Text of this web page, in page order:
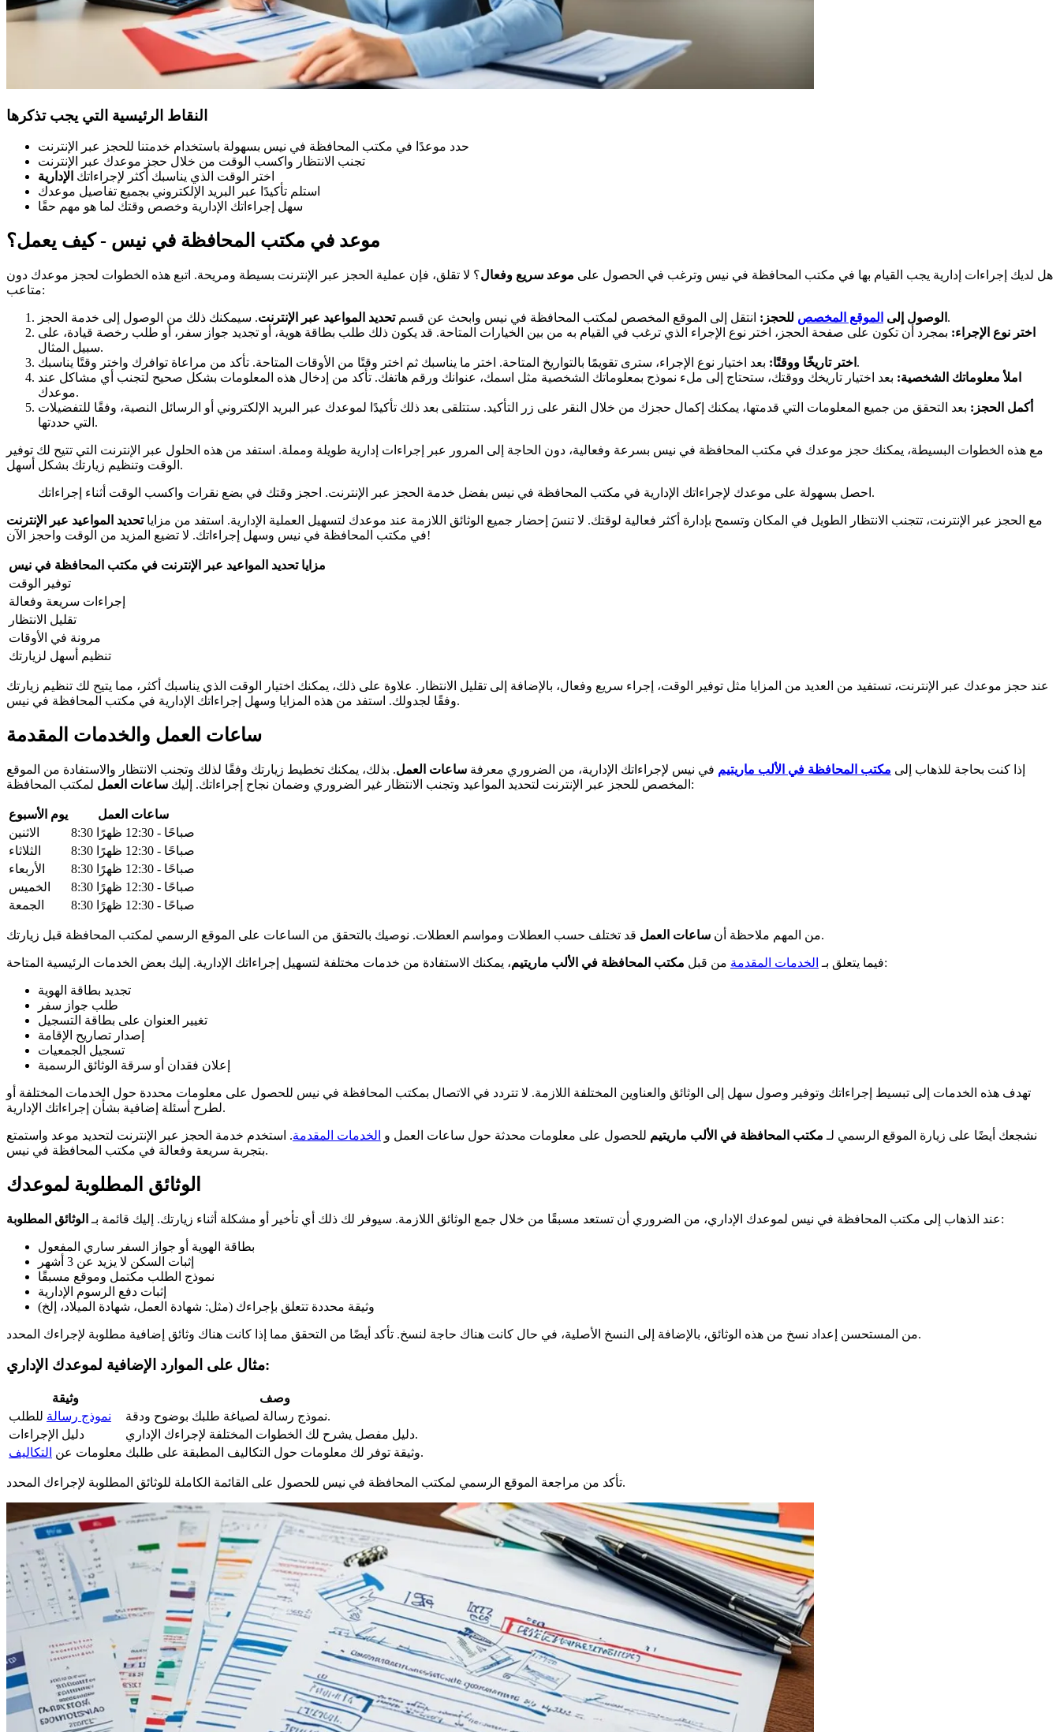
النقاط الرئيسية التي يجب تذكرها
حدد موعدًا في مكتب المحافظة في نيس بسهولة باستخدام خدمتنا للحجز عبر الإنترنت
تجنب الانتظار واكسب الوقت من خلال حجز موعدك عبر الإنترنت
اختر الوقت الذي يناسبك أكثر لإجراءاتك الإدارية
استلم تأكيدًا عبر البريد الإلكتروني بجميع تفاصيل موعدك
سهل إجراءاتك الإدارية وخصص وقتك لما هو مهم حقًا
موعد في مكتب المحافظة في نيس - كيف يعمل؟
هل لديك إجراءات إدارية يجب القيام بها في مكتب المحافظة في نيس وترغب في الحصول على موعد سريع وفعال؟ لا تقلق، فإن عملية الحجز عبر الإنترنت بسيطة ومريحة. اتبع هذه الخطوات لحجز موعدك دون
متاعب:
الوصول إلى الموقع المخصص للحجز: انتقل إلى الموقع المخصص لمكتب المحافظة في نيس وابحث عن قسمتحديد المواعيد عبر الإنترنت
. سيمكنك ذلك من الوصول إلى خدمة الحجز.
اختر نوع الإجراء: بمجرد أن تكون على صفحة الحجز، اختر نوع الإجراء الذي ترغب في القيام به من بين الخيارات المتاحة. قد يكون ذلك طلب بطاقة هوية، أو تجديد جواز سفر، أو طلب رخصة قيادة، على
سبيل المثال.
اختر تاريخًا ووقتًا: بعد اختيار نوع الإجراء، سترى تقويمًا بالتواريخ المتاحة. اختر ما يناسبك ثم اختر وقتًا من الأوقات المتاحة. تأكد من مراعاة توافرك واختر وقتًا يناسبك.
املأ معلوماتك الشخصية: بعد اختيار تاريخك ووقتك، ستحتاج إلى ملء نموذج بمعلوماتك الشخصية مثل اسمك، عنوانك ورقم هاتفك. تأكد من إدخال هذه المعلومات بشكل صحيح لتجنب أي مشاكل عند
موعدك.
أكمل الحجز: بعد التحقق من جميع المعلومات التي قدمتها، يمكنك إكمال حجزك من خلال النقر على زر التأكيد. ستتلقى بعد ذلك تأكيدًا لموعدك عبر البريد الإلكتروني أو الرسائل النصية، وفقًا للتفضيلات
التي حددتها.
مع هذه الخطوات البسيطة، يمكنك حجز موعدك في مكتب المحافظة في نيس بسرعة وفعالية، دون الحاجة إلى المرور عبر إجراءات إدارية طويلة ومملة. استفد من هذه الحلول عبر الإنترنت التي تتيح لك توفير
الوقت وتنظيم زيارتك بشكل أسهل.
احصل بسهولة على موعدك لإجراءاتك الإدارية في مكتب المحافظة في نيس بفضل خدمة الحجز عبر الإنترنت. احجز وقتك في بضع نقرات واكسب الوقت أثناء إجراءاتك.
مع الحجز عبر الإنترنت، تتجنب الانتظار الطويل في المكان وتسمح بإدارة أكثر فعالية لوقتك. لا تنسَ إحضار جميع الوثائق اللازمة عند موعدك لتسهيل العملية الإدارية. استفد من مزاياتحديد المواعيد عبر الإنترنت
في مكتب المحافظة في نيس وسهل إجراءاتك. لا تضيع المزيد من الوقت واحجز الآن!
مزايا تحديد المواعيد عبر الإنترنت في مكتب المحافظة في نيس
توفير الوقت
إجراءات سريعة وفعالة
تقليل الانتظار
مرونة في الأوقات
تنظيم أسهل لزيارتك
عند حجز موعدك عبر الإنترنت، تستفيد من العديد من المزايا مثل توفير الوقت، إجراء سريع وفعال، بالإضافة إلى تقليل الانتظار. علاوة على ذلك، يمكنك اختيار الوقت الذي يناسبك أكثر، مما يتيح لك تنظيم زيارتك
وفقًا لجدولك. استفد من هذه المزايا وسهل إجراءاتك الإدارية في مكتب المحافظة في نيس.
ساعات العمل والخدمات المقدمة
إذا كنت بحاجة للذهاب إلى مكتب المحافظة في الألب ماريتيم في نيس لإجراءاتك الإدارية، من الضروري معرفة ساعات العمل. بذلك، يمكنك تخطيط زيارتك وفقًا لذلك وتجنب الانتظار والاستفادة من الموقع
المخصص للحجز عبر الإنترنت لتحديد المواعيد وتجنب الانتظار غير الضروري وضمان نجاح إجراءاتك. إليك ساعات العمل لمكتب المحافظة:
يوم الأسبوع
ساعات العمل
الاثنين
8:30 صباحًا - 12:30 ظهرًا
الثلاثاء
8:30 صباحًا - 12:30 ظهرًا
الأربعاء
8:30 صباحًا - 12:30 ظهرًا
الخميس
8:30 صباحًا - 12:30 ظهرًا
الجمعة
8:30 صباحًا - 12:30 ظهرًا
من المهم ملاحظة أن ساعات العمل قد تختلف حسب العطلات ومواسم العطلات. نوصيك بالتحقق من الساعات على الموقع الرسمي لمكتب المحافظة قبل زيارتك.
فيما يتعلق بـ الخدمات المقدمة من قبل مكتب المحافظة في الألب ماريتيم ، يمكنك الاستفادة من خدمات مختلفة لتسهيل إجراءاتك الإدارية. إليك بعض الخدمات الرئيسية المتاحة:
تجديد بطاقة الهوية
طلب جواز سفر
تغيير العنوان على بطاقة التسجيل
إصدار تصاريح الإقامة
تسجيل الجمعيات
إعلان فقدان أو سرقة الوثائق الرسمية
تهدف هذه الخدمات إلى تبسيط إجراءاتك وتوفير وصول سهل إلى الوثائق والعناوين المختلفة اللازمة. لا تتردد في الاتصال بمكتب المحافظة في نيس للحصول على معلومات محددة حول الخدمات المختلفة أو
لطرح أسئلة إضافية بشأن إجراءاتك الإدارية.
نشجعك أيضًا على زيارة الموقع الرسمي لـ مكتب المحافظة في الألب ماريتيم للحصول على معلومات محدثة حول ساعات العمل و الخدمات المقدمة. استخدم خدمة الحجز عبر الإنترنت لتحديد موعد واستمتع
بتجربة سريعة وفعالة في مكتب المحافظة في نيس.
الوثائق المطلوبة لموعدك
عند الذهاب إلى مكتب المحافظة في نيس لموعدك الإداري، من الضروري أن تستعد مسبقًا من خلال جمع الوثائق اللازمة. سيوفر لك ذلك أي تأخير أو مشكلة أثناء زيارتك. إليك قائمة بـ الوثائق المطلوبة :
بطاقة الهوية أو جواز السفر ساري المفعول
إثبات السكن لا يزيد عن 3 أشهر
نموذج الطلب مكتمل وموقع مسبقًا
إثبات دفع الرسوم الإدارية
وثيقة محددة تتعلق بإجراءك (مثل: شهادة العمل، شهادة الميلاد، إلخ)
من المستحسن إعداد نسخ من هذه الوثائق، بالإضافة إلى النسخ الأصلية، في حال كانت هناك حاجة لنسخ. تأكد أيضًا من التحقق مما إذا كانت هناك وثائق إضافية مطلوبة لإجراءك المحدد.
مثال على الموارد الإضافية لموعدك الإداري:
وثيقة
وصف
نموذج رسالة للطلب
نموذج رسالة لصياغة طلبك بوضوح ودقة.
دليل الإجراءات
دليل مفصل يشرح لك الخطوات المختلفة لإجراءك الإداري.
معلومات عن التكاليف وثيقة توفر لك معلومات حول التكاليف المطبقة على طلبك.
تأكد من مراجعة الموقع الرسمي لمكتب المحافظة في نيس للحصول على القائمة الكاملة للوثائق المطلوبة لإجراءك المحدد.